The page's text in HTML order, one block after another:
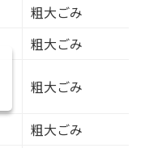
粗大ごみ
粗大ごみ
粗大ごみ
粗大ごみ